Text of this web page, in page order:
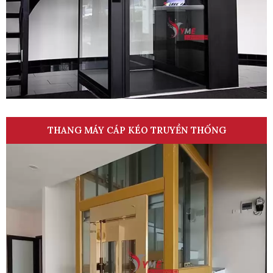
THANG MÁY CÁP KÉO TRUYỀN THỐNG